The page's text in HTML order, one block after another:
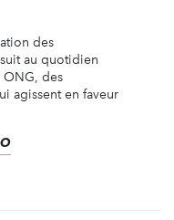
des
au quotidien
ONG, des
agissent en faveur